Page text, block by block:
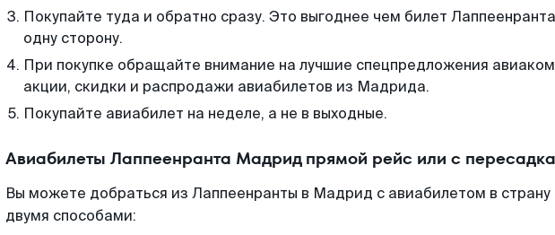
Покупайте туда и обратно сразу. Это выгоднее чем билет
одну сторону.
При покупке обращайте внимание на лучшие спецпредложения
акции, скидки и распродажи авиабилетов из Мадрида.
Покупайте авиабилет на неделе, а не в выходные.
Авиабилеты Лаппеенранта Мадрид прямой рейс или с
Вы можете добраться из Лаппеенранты в Мадрид с авиабилетом в страну
двумя способами: